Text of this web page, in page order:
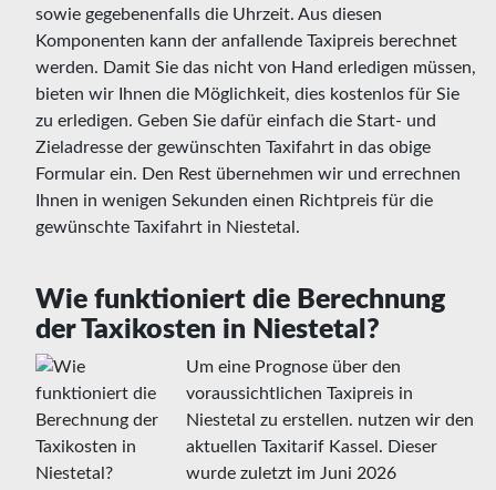
sowie gegebenenfalls die Uhrzeit. Aus diesen
Komponenten kann der anfallende Taxipreis berechnet
werden. Damit Sie das nicht von Hand erledigen müssen,
bieten wir Ihnen die Möglichkeit, dies kostenlos für Sie
zu erledigen. Geben Sie dafür einfach die Start- und
Zieladresse der gewünschten Taxifahrt in das obige
Formular ein. Den Rest übernehmen wir und errechnen
Ihnen in wenigen Sekunden einen Richtpreis für die
gewünschte Taxifahrt in Niestetal.
Wie funktioniert die Berechnung
der Taxikosten in Niestetal?
Um eine Prognose über den
voraussichtlichen Taxipreis in
Niestetal zu erstellen. nutzen wir den
aktuellen Taxitarif Kassel. Dieser
wurde zuletzt im Juni 2026